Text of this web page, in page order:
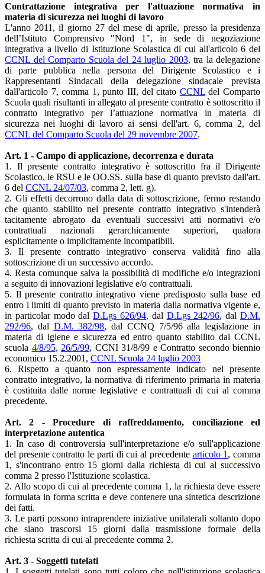
Contrattazione integrativa per l'attuazione normativa in
materia di sicurezza nei luoghi di lavoro
L'anno 2011, il giorno 27 del mese di aprile, presso la presidenza
dell’Istituto Comprensivo "Nord 1", in sede di negoziazione
integrativa a livello di Istituzione Scolastica di cui all'articolo 6 del
CCNL del Comparto Scuola del 24 luglio 2003, tra la delegazione
di parte pubblica nella persona del Dirigente Scolastico e i
Rappresentanti Sindacali della delegazione sindacale prevista
dall'articolo 7, comma 1, punto III, del citato CCNLdel Comparto
Scuola quali risultanti in allegato al presente contratto è sottoscritto il
contratto integrativo per l’attuazione normativa in materia di
sicurezza nei luoghi di lavoro ai sensi dell'art. 6, comma 2, del
CCNL del Comparto Scuola del 29 novembre 2007.
Art. 1 - Campo di applicazione, decorrenza e durata
1. Il presente contratto integrativo è sottoscritto fra il Dirigente
Scolastico, le RSU e le OO.SS. sulla base di quanto previsto dall'art.
6 del CCNL 24/07/03, comma 2, lett. g).
2. Gli effetti decorrono dalla data di sottoscrizione, fermo restando
che quanto stabilito nel presente contratto integrativo s'intenderà
tacitamente abrogato da eventuali successivi atti normativi e/o
contrattuali nazionali gerarchicamente superiori, qualora
esplicitamente o implicitamente incompatibili.
3. Il presente contratto integrativo conserva validità fino alla
sottoscrizione di un successivo accordo.
4. Resta comunque salva la possibilità di modifiche e/o integrazioni
a seguito di innovazioni legislative e/o contrattuali.
5. Il presente contratto integrativo viene predisposto sulla base ed
entro i limiti di quanto previsto in materia dalla normativa vigente e,
in particolar modo dalD.Lgs 626/94, dal D.Lgs 242/96, dalD.M.
292/96, dal D.M. 382/98, dal CCNQ 7/5/96 alla legislazione in
materia di igiene e sicurezza ed entro quanto stabilito dai CCNL
scuola 4/8/95, 26/5/99, CCNI 31/8/99 e Contratto secondo biennio
economico 15.2.2001, CCNL Scuola 24 luglio 2003
6. Rispetto a quanto non espressamente indicato nel presente
contratto integrativo, la normativa di riferimento primaria in materia
è costituita dalle norme legislative e contrattuali di cui al comma
precedente.
Art. 2 - Procedure di raffreddamento, conciliazione ed
interpretazione autentica
1. In caso di controversia sull'interpretazione e/o sull'applicazione
del presente contratto le parti di cui al precedente articolo 1 , comma
1, s'incontrano entro 15 giorni dalla richiesta di cui al successivo
comma 2 presso l'Istituzione scolastica.
2. Allo scopo di cui al precedente comma 1, la richiesta deve essere
formulata in forma scritta e deve contenere una sintetica descrizione
dei fatti.
3. Le parti possono intraprendere iniziative unilaterali soltanto dopo
che siano trascorsi 15 giorni dalla trasmissione formale della
richiesta scritta di cui al precedente comma 2.
Art. 3 - Soggetti tutelati